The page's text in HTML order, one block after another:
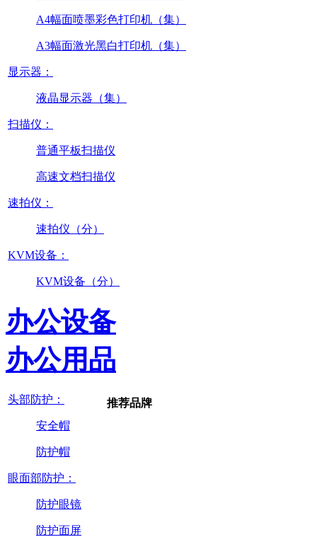
A4幅面喷墨彩色打印机（集）
A3幅面激光黑白打印机（集）
显示器：
液晶显示器（集）
扫描仪：
普通平板扫描仪
高速文档扫描仪
速拍仪：
速拍仪（分）
KVM设备：
KVM设备（分）
办公设备
办公用品
头部防护：
安全帽
防护帽
眼面部防护：
防护眼镜
防护面屏
推荐品牌